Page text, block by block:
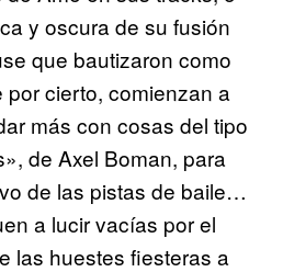
y oscura de su fusión
que bautizaron como
cierto, comienzan a
más con cosas del tipo
de Axel Boman, para
de las pistas de baile…
a lucir vacías por el
las huestes fiesteras a